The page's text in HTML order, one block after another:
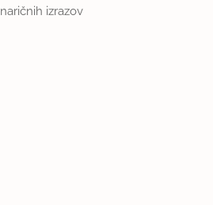
izrazov